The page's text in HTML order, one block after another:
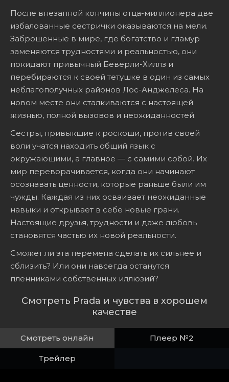
После внезапной кончины отца-миллионера две
избалованные сестрички оказываются на мели.
Заброшенные в мире, где богатство и гламур
заменяются трудностями и реальностью, они
покидают привычный Беверли-Хиллз и
перебираются к своей тетушке в один из самых
неблагополучных районов Лос-Анджелеса. На
новом месте они сталкиваются с настоящей
жизнью, полной вызовов и неожиданностей.
Сестры, привыкшие к роскоши, против своей
воли учатся находить общий язык с
окружающими, а главное — с самими собой. Их
мир переворачивается, когда они начинают
осознавать ценности, которые раньше были им
чужды. Каждая из них осваивает неожиданные
навыки и открывает в себе новые грани.
Настоящие друзья, трудности и даже любовь
становятся частью их новой реальности.
Сможет ли эта перемена сделать их сильнее и
сблизить? Или они навсегда останутся
пленниками собственных иллюзий?
Смотреть Prada и чувства в хорошем
качестве
Смотреть онлайн Плеер №2
Трейлер